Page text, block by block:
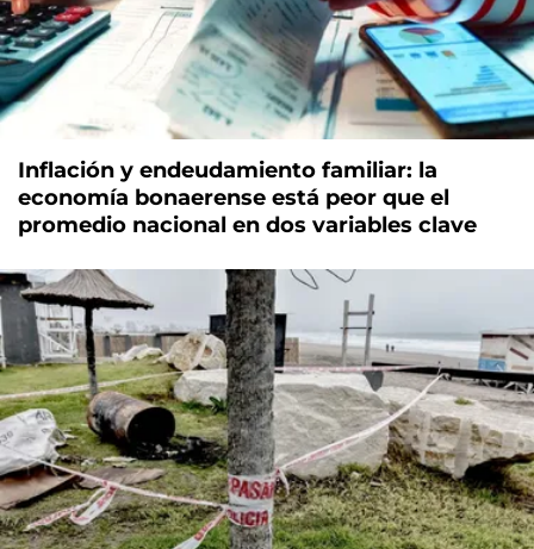
Inflación y endeudamiento familiar: la
economía bonaerense está peor que el
promedio nacional en dos variables clave